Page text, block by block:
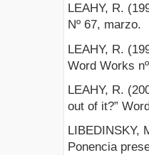
LEAHY, R.
Nº 67, marzo.
LEAHY, R.
Word Works
LEAHY, R.
out of it?”
LIBEDINSKY,
Ponencia